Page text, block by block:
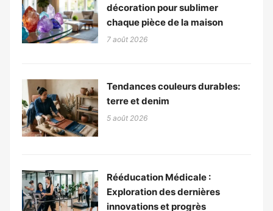
décoration pour sublimer
chaque pièce de la maison
7 août 2026
Tendances couleurs durables:
terre et denim
5 août 2026
Rééducation Médicale :
Exploration des dernières
innovations et progrès